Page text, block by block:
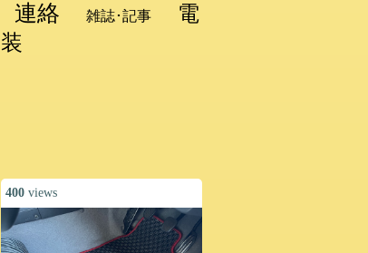
連絡 雑誌･記事
電
装
400 views